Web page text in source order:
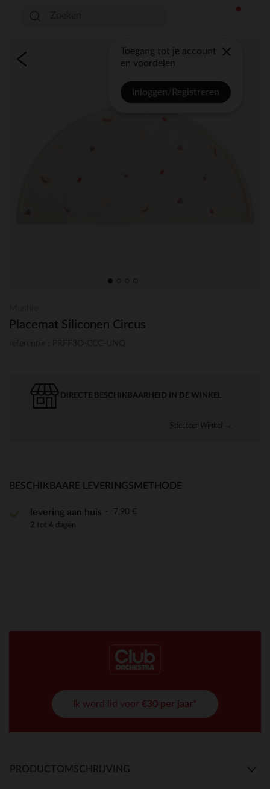
Toegang tot je account
en voordelen
Inloggen/Registreren
Placemat Siliconen Circus
DIRECTE BESCHIKBAARHEID IN DE WINKEL
Selecteer Winkel →
BESCHIKBAARE LEVERINGSMETHODE
levering aan huis 7,90 €
2 tot 4 dagen
Ik word lid voor €30 per jaar*
PRODUCTOMSCHRIJVING